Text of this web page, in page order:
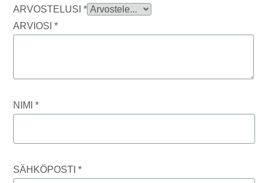
ARVOSTELUSI*
ARVIOSI*
NIMI*
SÄHKÖPOSTI*